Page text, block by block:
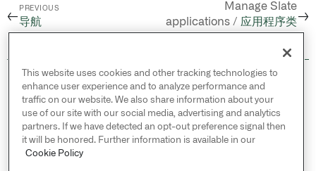
←
PREVIOUS
导航
Manage Slate
applications / 应用程序类→
© 2026 Palantir Technologies Inc. All rights
reserved.
Cookies Statement ↗
Privacy Statement ↗
Terms of Use ↗
This website uses cookies and other tracking technologies to
enhance user experience and to analyze performance and
traffic on our website. We also share information about your
use of our site with our social media, advertising and analytics
partners. If we have detected an opt-out preference signal then
it will be honored. Further information is available in our
Cookie Policy